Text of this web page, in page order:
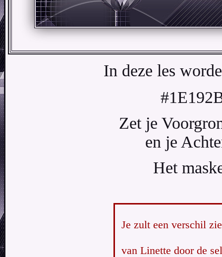
In deze les
Zet je
en je
Het
Je zult een verschil
van Linette door de